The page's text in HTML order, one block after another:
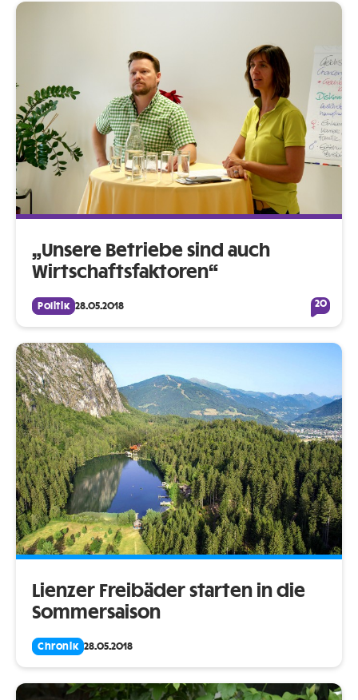
„Unsere Betriebe sind auch
Wirtschaftsfaktoren“
Politik 28.05.2018 20
Lienzer Freibäder starten in die
Sommersaison
Chronik 28.05.2018